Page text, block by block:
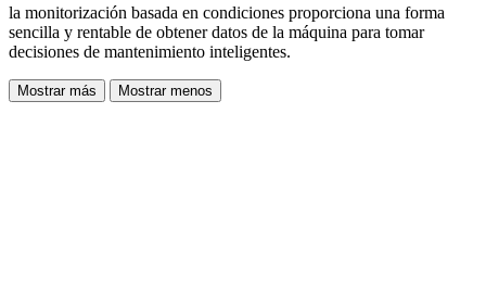
la monitorización basada en condiciones proporciona una forma
sencilla y rentable de obtener datos de la máquina para tomar
decisiones de mantenimiento inteligentes.
Mostrar más Mostrar menos